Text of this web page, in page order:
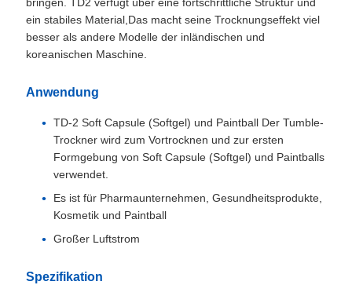
bringen. TD2 verfügt über eine fortschrittliche Struktur und
ein stabiles Material,Das macht seine Trocknungseffekt viel
besser als andere Modelle der inländischen und
koreanischen Maschine.
Anwendung
TD-2 Soft Capsule (Softgel) und Paintball Der Tumble-
Trockner wird zum Vortrocknen und zur ersten
Formgebung von Soft Capsule (Softgel) und Paintballs
verwendet.
Es ist für Pharmaunternehmen, Gesundheitsprodukte,
Kosmetik und Paintball
Großer Luftstrom
Spezifikation